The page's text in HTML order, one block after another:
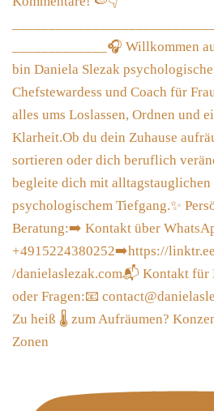
Zu heiß 🌡 zum Aufräumen?
Zonen